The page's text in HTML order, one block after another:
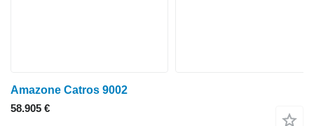
Amazone Catros 9002
58.905 €